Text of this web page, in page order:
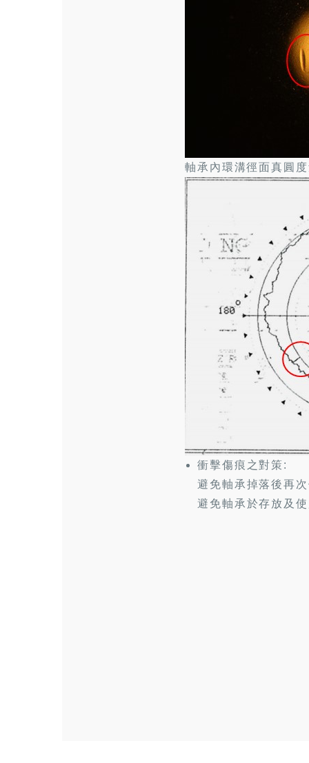
軸承內環溝徑面真圓
衝擊傷痕之對策:
避免軸承掉落後再
避免軸承於存放及